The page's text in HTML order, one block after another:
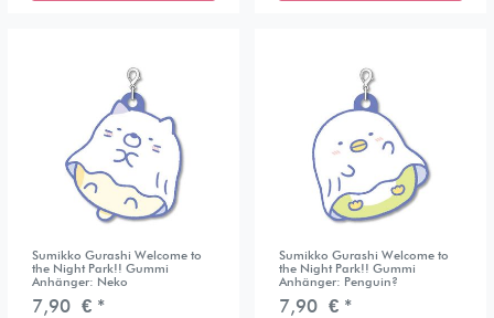
Sumikko Gurashi Welcome to
the Night Park!! Gummi
Anhänger: Neko
7,90 € *
Sumikko Gurashi Welcome to
the Night Park!! Gummi
Anhänger: Penguin?
7,90 € *